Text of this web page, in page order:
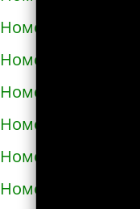
Номера
Номера
Номера
Номера
Номера
Номера